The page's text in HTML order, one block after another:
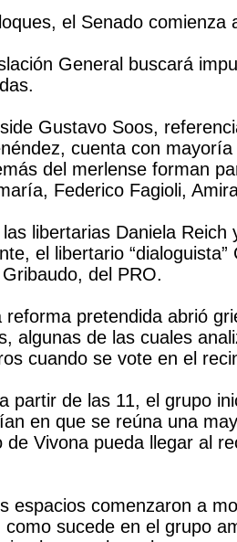
el Senado comienza
General buscará
Gustavo Soos,
cuenta con
del merlense forman
Federico Fagioli,
libertarias Daniela Reich
el libertario
del PRO.
reforma pretendida abrió
algunas de las cuales
cuando se vote en el
partir de las 11, el grupo
en que se reúna una
de Vivona pueda llegar al
espacios comenzaron a
sucede en el grupo